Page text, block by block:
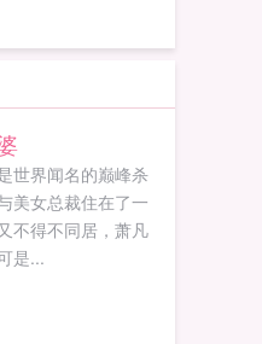
世界闻名的巅峰杀
美女总裁住在了一
不得不同居，萧凡
是...